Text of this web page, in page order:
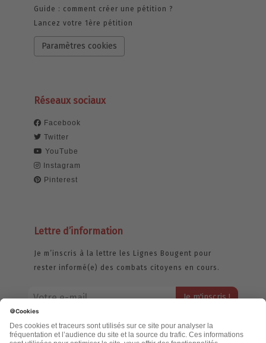
Guide : comment créer une pétition ?
Lancez votre 1ère pétition
Paramètres cookies
Réseaux sociaux
Facebook
Twitter
YouTube
Instagram
Pinterest
Lettre d’information
Je m’inscris à la lettre les Lignes Bougent pour
rester informé(e) des combats citoyens en cours.
jamais échangée. Pour consulter notre politique de confidentialité,
cliquez ici.